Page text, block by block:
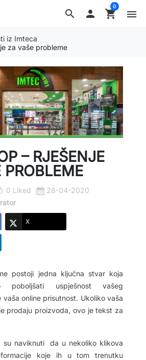
search  shopping_cart
0
menu
iz Imteca
za vaše probleme
– RJEŠENJE
0 Liked
28-04-2020
X
postoji jedna ključna stvar koja
poboljšati uspješnost vašeg
vaša online prisutnost. Ukoliko vaša
prodaju proizvoda, ovo je tekst za
su naviknuti
da u nekoliko klikova
koje ih u tom trenutku